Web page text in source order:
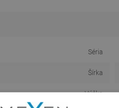
Séria
Šírka
Výška